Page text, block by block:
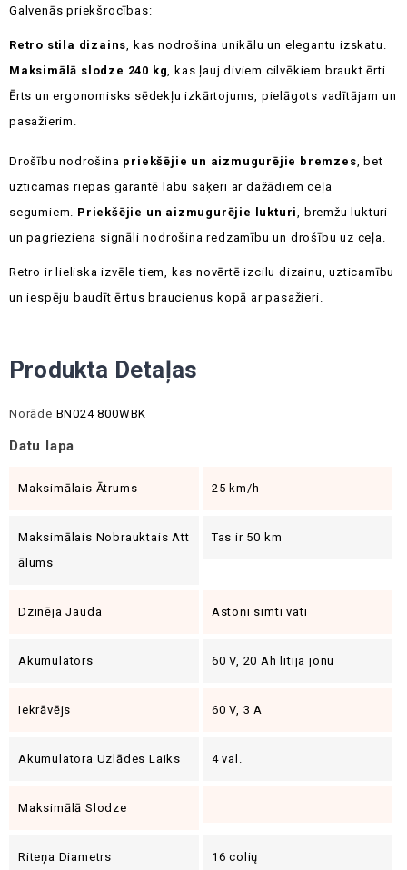
Galvenās priekšrocības:
Retro stila dizains , kas nodrošina unikālu un elegantu izskatu.
Maksimālā slodze 240 kg , kas ļauj diviem cilvēkiem braukt ērti.
Ērts un ergonomisks sēdekļu izkārtojums, pielāgots vadītājam un
pasažierim.
Drošību nodrošina priekšējie un aizmugurējie bremzes , bet
uzticamas riepas garantē labu saķeri ar dažādiem ceļa
segumiem. Priekšējie un aizmugurējie lukturi
, bremžu lukturi
un pagrieziena signāli nodrošina redzamību un drošību uz ceļa.
Retro ir lieliska izvēle tiem, kas novērtē izcilu dizainu, uzticamību
un iespēju baudīt ērtus braucienus kopā ar pasažieri.
Produkta Detaļas
Norāde BN024 800WBK
Datu lapa
Maksimālais Ātrums 25 km/h
Maksimālais Nobrauktais Att
Ālums
Tas ir 50 km
Dzinēja Jauda Astoņi simti vati
Akumulators 60 V, 20 Ah litija jonu
Iekrāvējs 60 V, 3 A
Akumulatora Uzlādes Laiks 4 val.
Maksimālā Slodze
Riteņa Diametrs 16 colių